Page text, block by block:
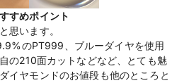
よかったです。
の来店予約を強く案内されて嫌な思
は次回の来店予約を無理に案内され
退店できました。
すめポイント
思います。
のPT999、ブルーダイヤを使用
の210面カットなどなど、とても魅
イヤモンドのお値段も他のところと